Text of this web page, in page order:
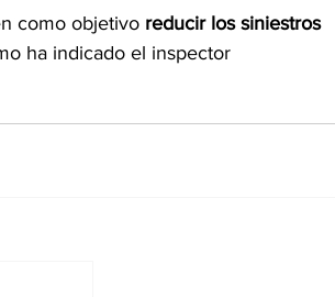
como objetivo reducir los siniestros
ha indicado el inspector